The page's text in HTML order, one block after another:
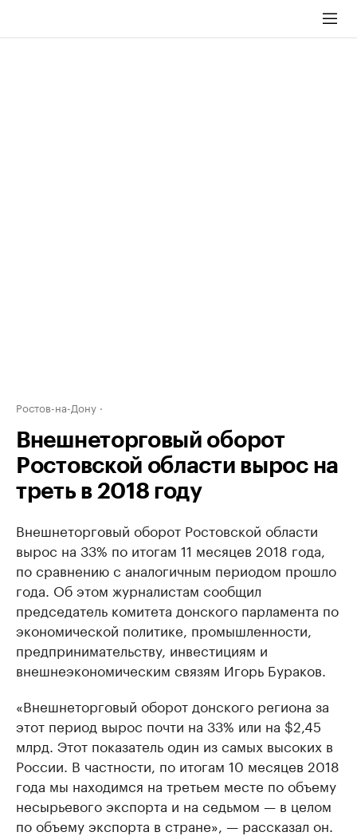
Ростов-на-Дону
Внешнеторговый оборот
Ростовской области вырос на
треть в 2018 году
Внешнеторговый оборот Ростовской области
вырос на 33% по итогам 11 месяцев 2018 года,
по сравнению с аналогичным периодом прошло
года. Об этом журналистам сообщил
председатель комитета донского парламента по
экономической политике, промышленности,
предпринимательству, инвестициям и
внешнеэкономическим связям Игорь Бураков.
«Внешнеторговый оборот донского региона за
этот период вырос почти на 33% или на $2,45
млрд. Этот показатель один из самых высоких в
России. В частности, по итогам 10 месяцев 2018
года мы находимся на третьем месте по объему
несырьевого экспорта и на седьмом — в целом
по объему экспорта в стране», — рассказал он.